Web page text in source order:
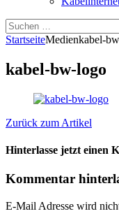
Suchen
nach:
StartseiteMedienkabel-
kabel-bw-logo
Zurück zum Artikel
Hinterlasse jetzt einen
Kommentar
E-Mail Adresse wird